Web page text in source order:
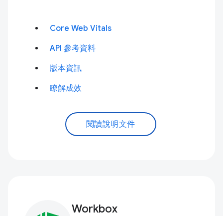
Core Web Vitals
API 參考資料
版本資訊
瞭解成效
閱讀說明文件
Workbox